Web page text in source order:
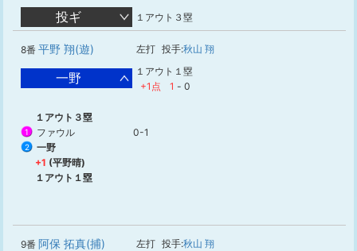
投ギ １アウト３塁
8番 平野 翔(遊) 左打 投手:秋山 翔
一野
１アウト１塁
+1点
1 - 0
１アウト３塁
1 ファウル 0-1
2
一野
+1 (平野晴)
１アウト１塁
9番 阿保 拓真(捕) 左打 投手:秋山 翔